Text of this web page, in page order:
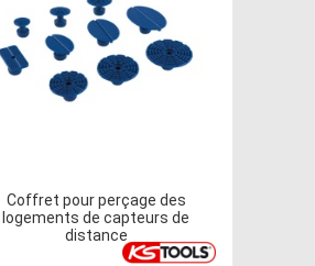
Coffret pour perçage des
logements de capteurs de
distance